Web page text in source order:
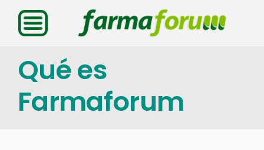
Saltar
contenido
Qué es
Farmaforum